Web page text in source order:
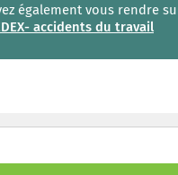
également vous rendre
accidents du travail